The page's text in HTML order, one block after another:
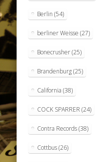
Berlin (54)
berliner Weisse (27)
Bonecrusher(25)
Brandenburg(25)
California (38)
COCK SPARRER (24)
Contra Records(38)
Cottbus(26)